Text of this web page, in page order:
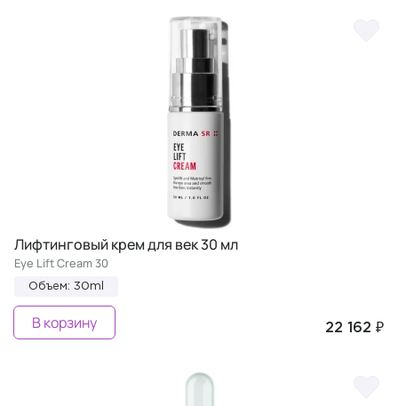
Лифтинговый крем для век 30 мл
Eye Lift Cream 30
Объем: 30ml
22 162 ₽
В корзину